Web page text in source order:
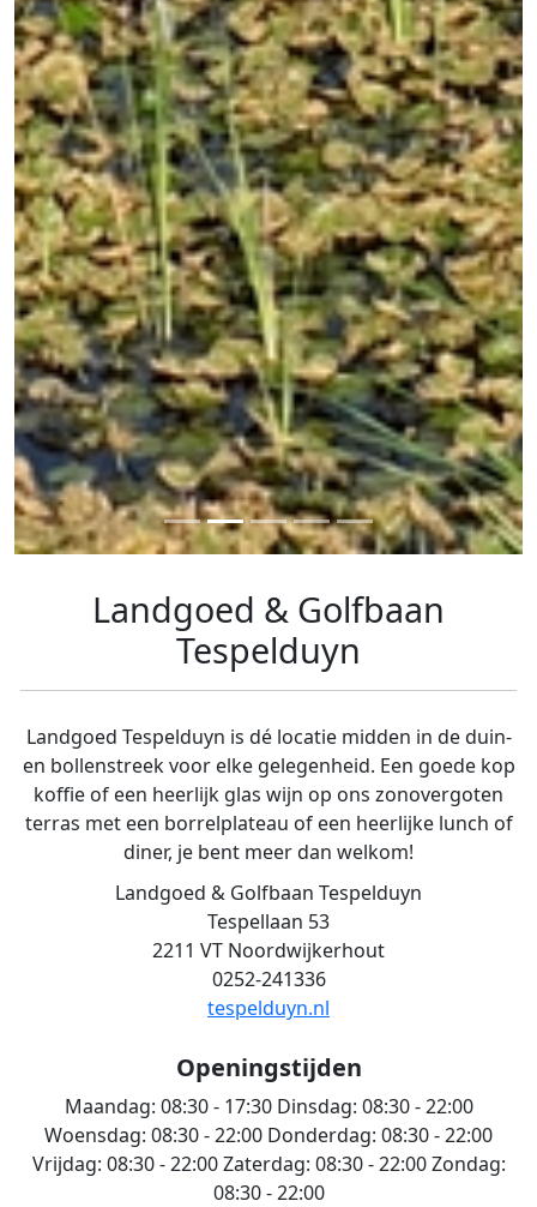
Landgoed & Golfbaan
Tespelduyn
Landgoed Tespelduyn is dé locatie midden in de duin-
en bollenstreek voor elke gelegenheid. Een goede kop
koffie of een heerlijk glas wijn op ons zonovergoten
terras met een borrelplateau of een heerlijke lunch of
diner, je bent meer dan welkom!
Landgoed & Golfbaan Tespelduyn
Tespellaan 53
2211 VT Noordwijkerhout
0252-241336
tespelduyn.nl
Openingstijden
Maandag: 08:30 - 17:30Dinsdag: 08:30 - 22:00
Woensdag: 08:30 - 22:00 Donderdag: 08:30 - 22:00
Vrijdag: 08:30 - 22:00Zaterdag: 08:30 - 22:00Zondag:
08:30 - 22:00